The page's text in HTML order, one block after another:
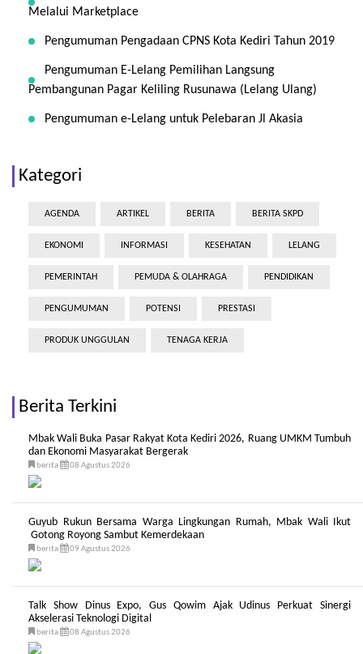
Melalui Marketplace
Pengumuman Pengadaan CPNS Kota Kediri Tahun 2019
Pengumuman E-Lelang Pemilihan Langsung
Pembangunan Pagar Keliling Rusunawa (Lelang Ulang)
Pengumuman e-Lelang untuk Pelebaran Jl Akasia
Kategori
AGENDA ARTIKEL BERITA BERITA SKPD
EKONOMI INFORMASI KESEHATAN LELANG
PEMERINTAH PEMUDA & OLAHRAGA PENDIDIKAN
PENGUMUMAN POTENSI PRESTASI
PRODUK UNGGULAN TENAGA KERJA
Berita Terkini
Mbak Wali Buka Pasar Rakyat Kota Kediri 2026, Ruang UMKM Tumbuh
dan Ekonomi Masyarakat Bergerak
berita 08 Agustus 2026
Guyub Rukun Bersama Warga Lingkungan Rumah, Mbak Wali Ikut
Gotong Royong Sambut Kemerdekaan
berita 09 Agustus 2026
Talk Show Dinus Expo, Gus Qowim Ajak Udinus Perkuat Sinergi
Akselerasi Teknologi Digital
berita 08 Agustus 2026